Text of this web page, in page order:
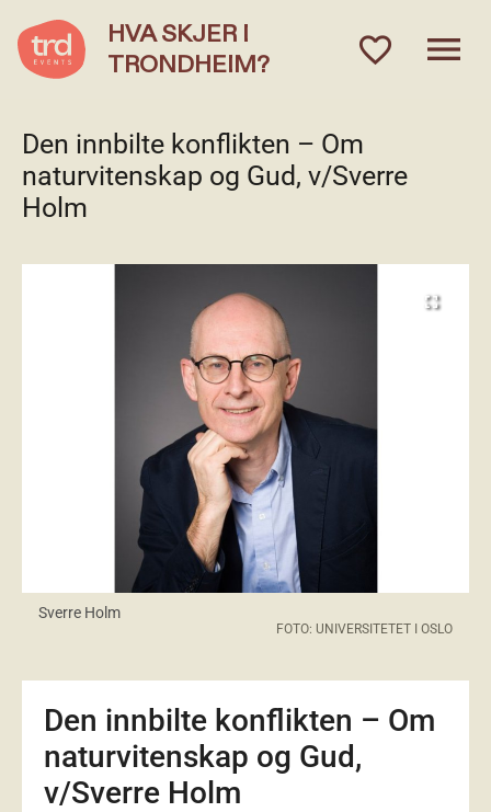
HVA SKJER I
TRONDHEIM?
favorite_outlinedmenu
Den innbilte konflikten – Om
naturvitenskap og Gud, v/Sverre
Holm
fullscreen
Sverre Holm
FOTO: UNIVERSITETET I OSLO
Den innbilte konflikten – Om
naturvitenskap og Gud,
v/Sverre Holm